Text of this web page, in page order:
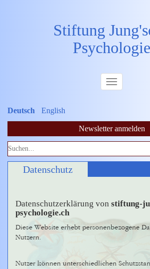
Stiftung
Psychologie
Deutsch English
Newsletter anmelden
Datenschutz
Datenschutzerklärung von stiftung-
psychologie.ch
Diese Website erhebt personenbezogene
Nutzern.
Nutzer können unterschiedlichen